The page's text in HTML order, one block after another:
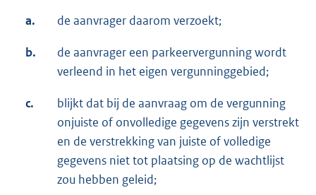
a. de aanvrager daarom verzoekt;
b.
de aanvrager een parkeervergunning wordt
verleend in het eigen vergunninggebied;
c.
blijkt dat bij de aanvraag om de vergunning
onjuiste of onvolledige gegevens zijn verstrekt
en de verstrekking van juiste of volledige
gegevens niet tot plaatsing op de wachtlijst
zou hebben geleid;